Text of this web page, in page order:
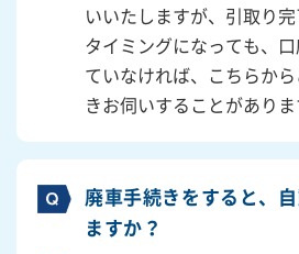
いいたしますが、引取り
タイミングになっても、
ていなければ、こちらか
きお伺いすることがありま
廃車手続きをすると、
ますか？